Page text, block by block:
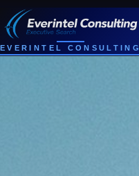
EVERINTEL CONSULTING